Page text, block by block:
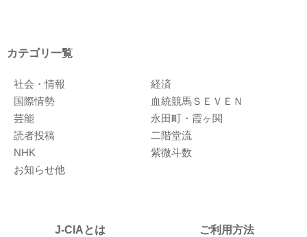
カテゴリ一覧
社会・情報
経済
国際情勢
血統競馬ＳＥＶＥＮ
芸能
永田町・霞ヶ関
読者投稿
二階堂流
NHK
紫微斗数
お知らせ他
J-CIAとは ご利用方法